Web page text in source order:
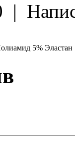
|
5% Эластан